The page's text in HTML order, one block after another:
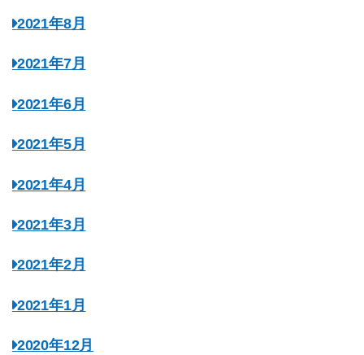
2021年8月
2021年7月
2021年6月
2021年5月
2021年4月
2021年3月
2021年2月
2021年1月
2020年12月